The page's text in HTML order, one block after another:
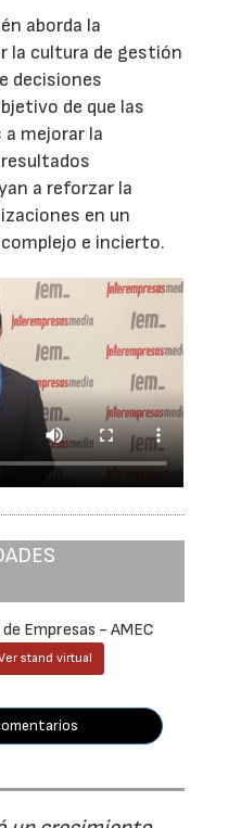
aborda la
la cultura de gestión
decisiones
de que las
mejorar la
a reforzar la
en un
e incierto.
Empresas - AMEC
stand virtual